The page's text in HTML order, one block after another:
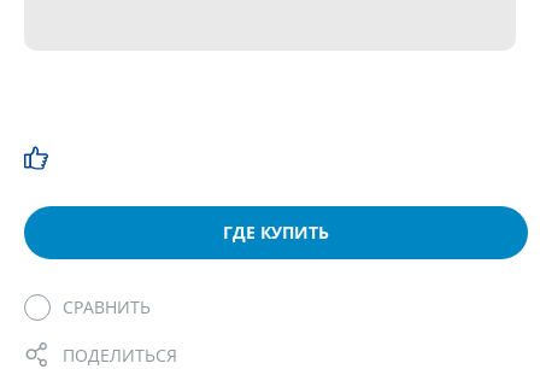
ГДЕ КУПИТЬ
СРАВНИТЬ
ПОДЕЛИТЬСЯ